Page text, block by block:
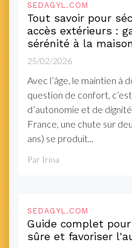
SEDAGYL.COM
Tout savoir pour
accès extérieurs :
sérénité à la
25/02/2026
Avec l’âge, le maintien à
question de confort,
d’autonomie et de
France, une chute sur
ans) se produit...
Par Irina
SEDAGYL.COM
Guide complet
sûre et favoriser